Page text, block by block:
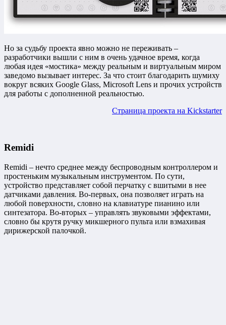
Но за судьбу проекта явно можно не переживать –
разработчики вышли с ним в очень удачное время, когда
любая идея «мостика» между реальным и виртуальным миром
заведомо вызывает интерес. За что стоит благодарить шумиху
вокруг всяких Google Glass, Microsoft Lens и прочих устройств
для работы с дополненной реальностью.
Страница проекта на Kickstarter
Remidi
Remidi – нечто среднее между беспроводным контроллером и
простеньким музыкальным инструментом. По сути,
устройство представляет собой перчатку с вшитыми в нее
датчиками давления. Во-первых, она позволяет играть на
любой поверхности, словно на клавиатуре пианино или
синтезатора. Во-вторых – управлять звуковыми эффектами,
словно бы крутя ручку микшерного пульта или взмахивая
дирижерской палочкой.